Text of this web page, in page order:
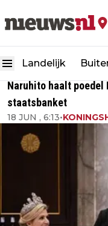
Landelijk
Naruhito haalt poedel
staatsbanket
18 JUN , 6:13•